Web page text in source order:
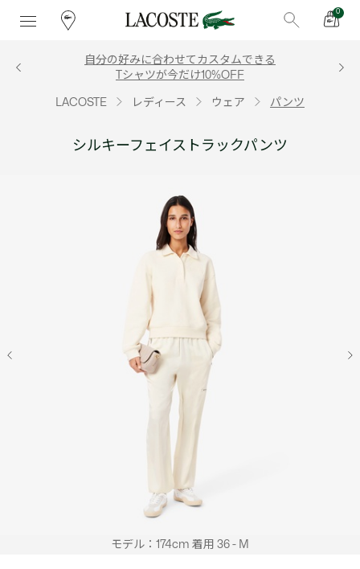
0
自分の好みに合わせてカスタムできる
Tシャツが今だけ10%OFF
LACOSTE レディース ウェア パンツ
シルキーフェイストラックパンツ
モデル：174cm 着用 36 - M